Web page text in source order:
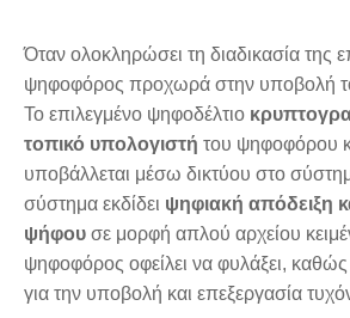
Όταν ολοκληρώσει τη διαδικασία της
ψηφοφόρος προχωρά στην υποβολή
Το επιλεγμένο ψηφοδέλτιο
τοπικό υπολογιστή του ψηφοφόρου
υποβάλλεται μέσω δικτύου στο
σύστημα εκδίδει ψηφιακή απόδειξη
ψήφου σε μορφή απλού αρχείου
ψηφοφόρος οφείλει να φυλάξει, καθώς
για την υποβολή και επεξεργασία